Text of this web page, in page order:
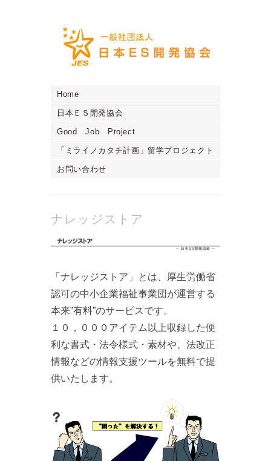
Home
日本ＥＳ開発協会
Good Job Project
「ミライノカタチ計画」留学プロジェクト
お問い合わせ
ナレッジストア
「ナレッジストア」とは、厚生労働省
認可の中小企業福祉事業団が運営する
本来”有料”のサービスです。
１０，０００アイテム以上収録した便
利な書式・法令様式・素材や、法改正
情報などの情報支援ツールを無料で提
供いたします。